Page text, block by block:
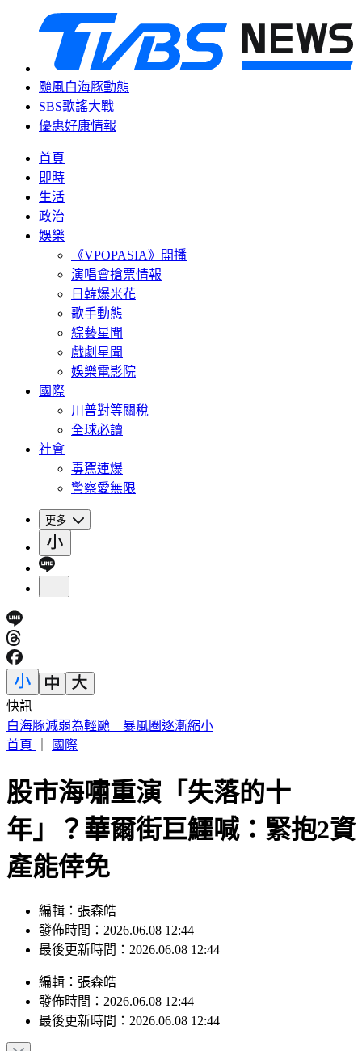
颱風白海豚動態
SBS歌謠大戰
優惠好康情報
首頁
即時
生活
政治
娛樂
《VPOPASIA》開播
演唱會搶票情報
日韓爆米花
歌手動態
綜藝星聞
戲劇星聞
娛樂電影院
國際
川普對等關稅
全球必讀
社會
毒駕連爆
警察愛無限
更多
快訊
駐歐外交官爆霸凌、徐佳青狂出國 他轟：政府官員風紀徹底
棄守
股市海嘯重演「失落的十
年」？華爾街巨鱷喊：緊抱2資
產能倖免
編輯：張森皓
發佈時間：2026.06.08 12:44
編輯：張森皓
發佈時間：2026.06.08 12:44